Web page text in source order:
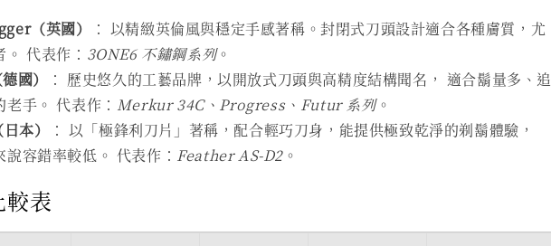
（英國）
： 以精緻英倫風與穩定手感著稱。封閉式刀頭設計適合各種膚質，尤
代表作： 3ONE6 不鏽鋼系列。
國）
： 歷史悠久的工藝品牌，以開放式刀頭與高精度結構聞名， 適合鬍量多、追
手。 代表作： Merkur 34C、Progress、Futur 系列。
本）
： 以「極鋒利刀片」著稱，配合輕巧刀身，能提供極致乾淨的剃鬍體驗，
說容錯率較低。 代表作： Feather AS-D2 。
較表